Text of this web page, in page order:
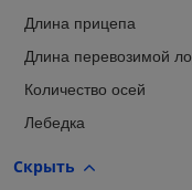
Длина прицепа
Длина перевозимой
Количество осей
Лебедка
Скрыть